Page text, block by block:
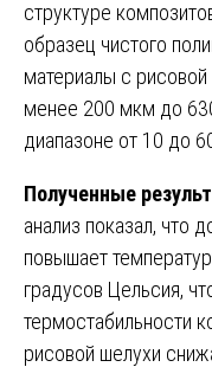
структуре
образец чистого
материалы с
менее 200 мкм до
диапазоне от 10 до
Полученные
анализ показал, что
повышает
градусов Цельсия,
термостабильности
рисовой шелухи